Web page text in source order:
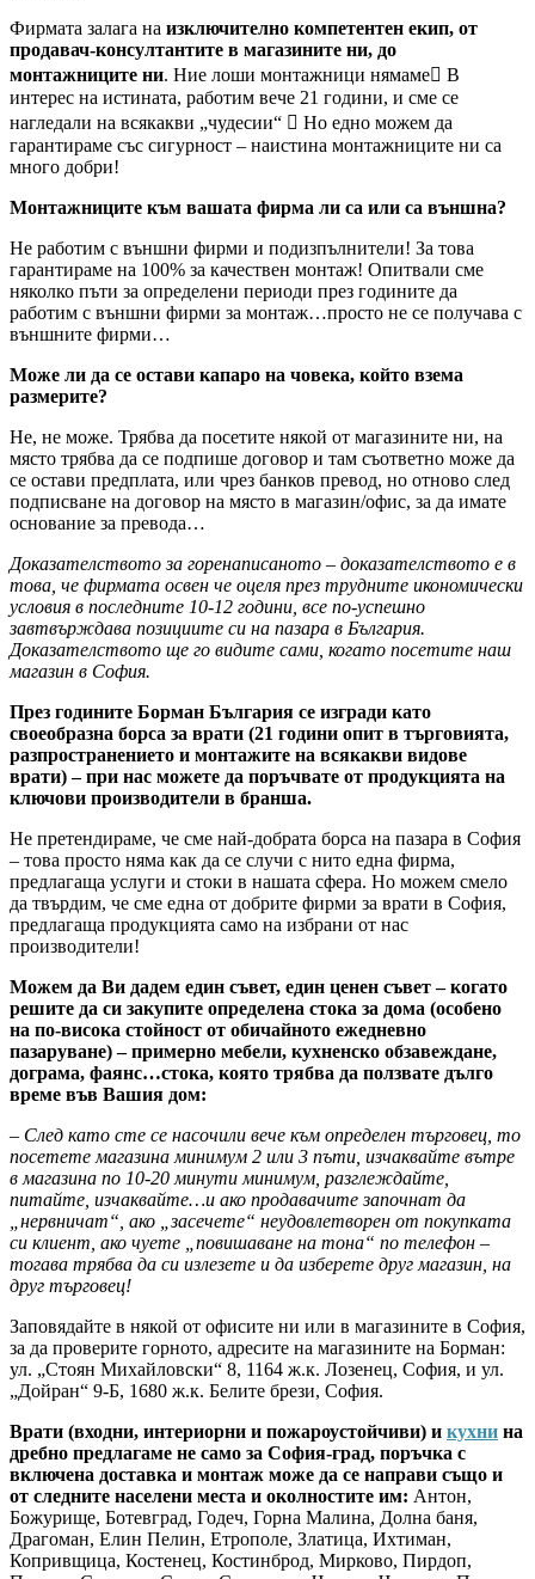
Фирмата залага на изключително компетентен екип, от
продавач-консултантите в магазините ни, до
монтажниците ни. Ние лоши монтажници нямаме В
интерес на истината, работим вече 21 години, и сме се
нагледали на всякакви „чудесии“  Но едно можем да
гарантираме със сигурност – наистина монтажниците ни са
много добри!
Монтажниците към вашата фирма ли са или са външна?
Не работим с външни фирми и подизпълнители! За това
гарантираме на 100% за качествен монтаж! Опитвали сме
няколко пъти за определени периоди през годините да
работим с външни фирми за монтаж…просто не се получава с
външните фирми…
Може ли да се остави капаро на човека, който взема
размерите?
Не, не може. Трябва да посетите някой от магазините ни, на
място трябва да се подпише договор и там съответно може да
се остави предплата, или чрез банков превод, но отново след
подписване на договор на място в магазин/офис, за да имате
основание за превода…
Доказателството за горенаписаното – доказателството е в
това, че фирмата освен че оцеля през трудните икономически
условия в последните 10-12 години, все по-успешно
завтвърждава позициите си на пазара в България.
Доказателството ще го видите сами, когато посетите наш
магазин в София.
През годините Борман България се изгради като
своеобразна борса за врати (21 години опит в търговията,
разпространението и монтажите на всякакви видове
врати) – при нас можете да поръчвате от продукцията на
ключови производители в бранша.
Не претендираме, че сме най-добрата борса на пазара в София
– това просто няма как да се случи с нито една фирма,
предлагаща услуги и стоки в нашата сфера. Но можем смело
да твърдим, че сме една от добрите фирми за врати в София,
предлагаща продукцията само на избрани от нас
производители!
Можем да Ви дадем един съвет, един ценен съвет – когато
решите да си закупите определена стока за дома (особено
на по-висока стойност от обичайното ежедневно
пазаруване) – примерно мебели, кухненско обзавеждане,
дограма, фаянс…стока, която трябва да ползвате дълго
време във Вашия дом:
– След като сте се насочили вече към определен търговец, то
посетете магазина минимум 2 или 3 пъти, изчаквайте вътре
в магазина по 10-20 минути минимум, разглеждайте,
питайте, изчаквайте…и ако продавачите започнат да
„нервничат“, ако „засечете“ неудовлетворен от покупката
си клиент, ако чуете „повишаване на тона“ по телефон –
тогава трябва да си излезете и да изберете друг магазин, на
друг търговец!
Заповядайте в някой от офисите ни или в магазините в София,
за да проверите горното, адресите на магазините на Борман:
ул. „Стоян Михайловски“ 8, 1164 ж.к. Лозенец, София, и ул.
„Дойран“ 9-Б, 1680 ж.к. Белите брези, София.
Врати (входни, интериорни и пожароустойчиви) и кухни на
дребно предлагаме не само за София-град, поръчка с
включена доставка и монтаж може да се направи също и
от следните населени места и околностите им: Антон,
Божурище, Ботевград, Годеч, Горна Малина, Долна баня,
Драгоман, Елин Пелин, Етрополе, Златица, Ихтиман,
Копривщица, Костенец, Костинброд, Мирково, Пирдоп,